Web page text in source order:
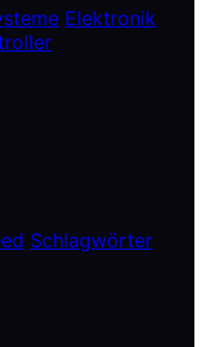
Elektronik
Schlagwörter